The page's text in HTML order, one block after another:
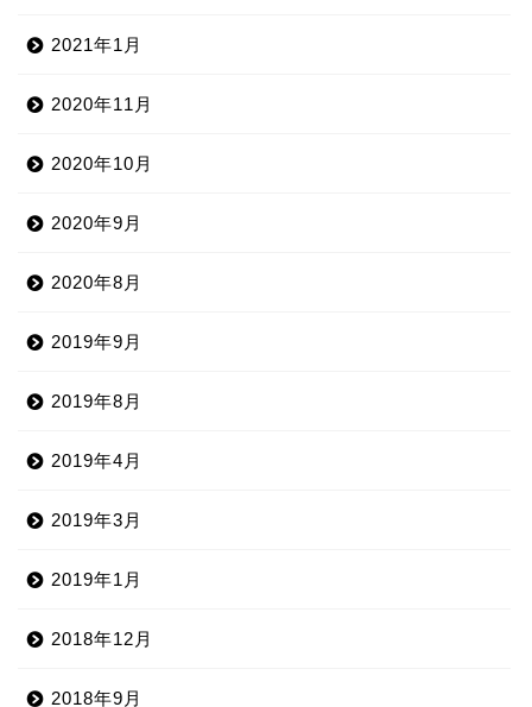
2021年1月
2020年11月
2020年10月
2020年9月
2020年8月
2019年9月
2019年8月
2019年4月
2019年3月
2019年1月
2018年12月
2018年9月